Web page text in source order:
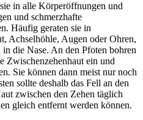
in alle Körperöffnungen und
und schmerzhafte
Häufig geraten sie in
Achselhöhle, Augen oder Ohren,
die Nase. An den Pfoten bohren
Zwischenzehenhaut ein und
Sie können dann meist nur noch
sollte deshalb das Fell an den
zwischen den Zehen täglich
gleich entfernt werden können.